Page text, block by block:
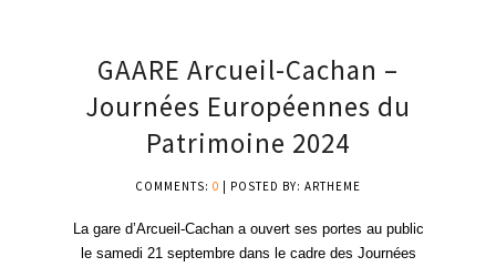
21
GAARE Arcueil-Cachan –
Journées Européennes du
Patrimoine 2024
COMMENTS: 0 | POSTED BY: ARTHEME
La gare d’Arcueil-Cachan a ouvert ses portes au public
le samedi 21 septembre dans le cadre des Journées